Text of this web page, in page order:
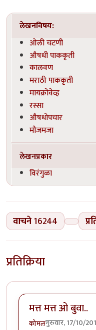
लेखनविषय:
ओली चटणी
औषधी पाककृती
कालवण
मराठी पाककृती
मायक्रोवेव्ह
रस्सा
औषधोपचार
मौजमजा
लेखनप्रकार
विरंगुळा
वाचने16244
प्रतिक्रिया
मत्त मत्त ओ बुवा..
कोमलगुरुवार, 17/10/